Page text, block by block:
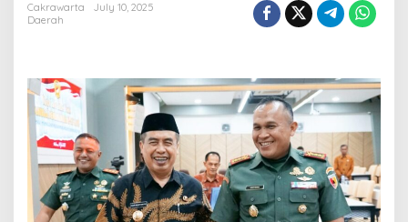
o
:
J
a
a
n
T
Cakrawarta
July 10, 2025
Daerah